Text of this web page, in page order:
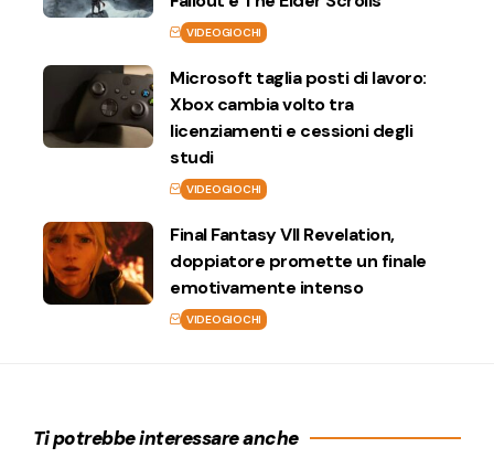
VIDEOGIOCHI
Microsoft taglia posti di lavoro:
Xbox cambia volto tra
licenziamenti e cessioni degli
studi
VIDEOGIOCHI
Final Fantasy VII Revelation,
doppiatore promette un finale
emotivamente intenso
VIDEOGIOCHI
Ti potrebbe interessare anche